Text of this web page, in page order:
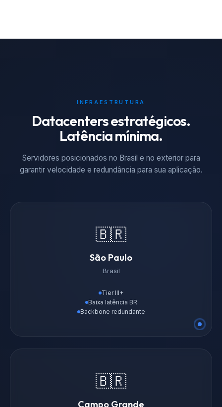
INFRAESTRUTURA
Datacenters estratégicos.
Latência mínima.
Servidores posicionados no Brasil e no exterior para
garantir velocidade e redundância para sua aplicação.
🇧🇷
São Paulo
Brasil
Tier III+
Baixa latência BR
Backbone redundante
🇧🇷
Campo Grande